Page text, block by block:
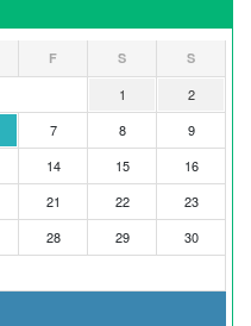
F S S
1
2
7 8
9
14 15
16
21 22
23
28 29
30